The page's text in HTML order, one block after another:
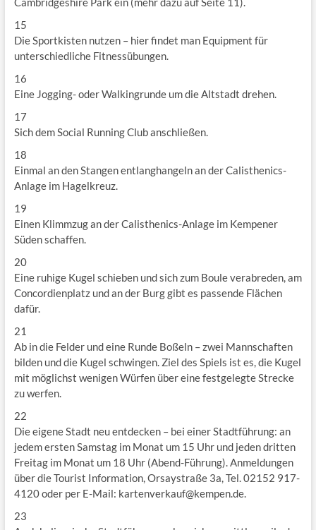
15
Die Sportkisten nutzen – hier findet man Equipment für
unterschiedliche Fitnessübungen.
16
Eine Jogging- oder Walkingrunde um die Altstadt drehen.
17
Sich dem Social Running Club anschließen.
18
Einmal an den Stangen entlanghangeln an der Calisthenics-
Anlage im Hagelkreuz.
19
Einen Klimmzug an der Calisthenics-Anlage im Kempener
Süden schaffen.
20
Eine ruhige Kugel schieben und sich zum Boule verabreden, am
Concordienplatz und an der Burg gibt es passende Flächen
dafür.
21
Ab in die Felder und eine Runde Boßeln – zwei Mannschaften
bilden und die Kugel schwingen. Ziel des Spiels ist es, die Kugel
mit möglichst wenigen Würfen über eine festgelegte Strecke
zu werfen.
22
Die eigene Stadt neu entdecken – bei einer Stadtführung: an
jedem ersten Samstag im Monat um 15 Uhr und jeden dritten
Freitag im Monat um 18 Uhr (Abend-Führung). Anmeldungen
über die Tourist Information, Orsaystraße 3a, Tel. 02152 917-
4120 oder per E-Mail: kartenverkauf@kempen.de.
23